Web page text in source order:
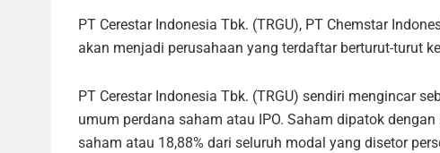
PT Cerestar Indonesia Tbk. (TRGU), PT Chemstar
akan menjadi perusahaan yang terdaftar berturut-turut
PT Cerestar Indonesia Tbk. (TRGU) sendiri mengincar
umum perdana saham atau IPO. Saham dipatok
saham atau 18,88% dari seluruh modal yang disetor